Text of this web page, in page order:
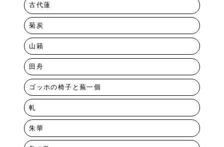
古代蓮
菊炭
山籟
田舟
ゴッホの椅子と蕪一個
軋
朱華